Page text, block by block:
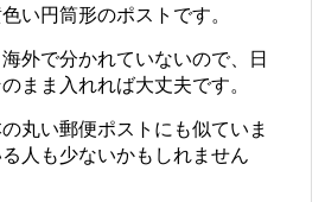
い円筒形のポストです。
外で分かれていないので、日
まま入れれば大丈夫です。
丸い郵便ポストにも似ていま
人も少ないかもしれません